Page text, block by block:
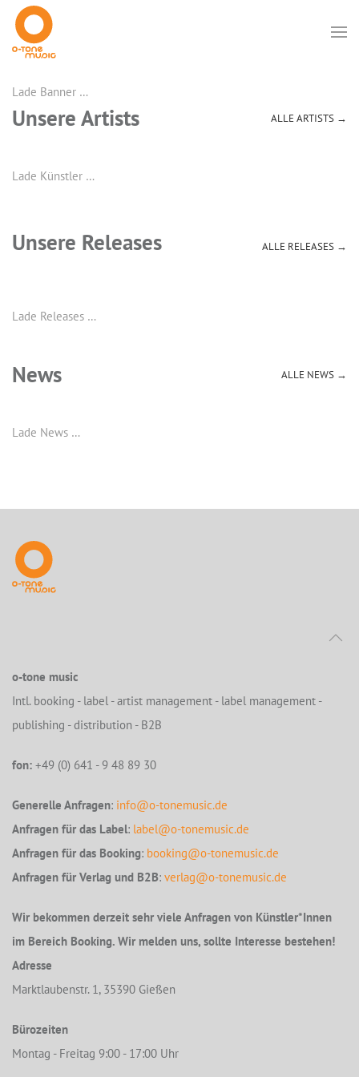
Lade Banner …
Unsere Artists ALLE ARTISTS →
Lade Künstler …
Unsere Releases ALLE RELEASES →
Lade Releases …
News ALLE NEWS →
Lade News …
o-tone music
Intl. booking - label - artist management - label management -
publishing - distribution - B2B
fon: +49 (0) 641 - 9 48 89 30
Generelle Anfragen: info@o-tonemusic.de
Anfragen für das Label: label@o-tonemusic.de
Anfragen für das Booking: booking@o-tonemusic.de
Anfragen für Verlag und B2B: verlag@o-tonemusic.de
Wir bekommen derzeit sehr viele Anfragen von Künstler*Innen
im Bereich Booking. Wir melden uns, sollte Interesse bestehen!
Adresse
Marktlaubenstr. 1, 35390 Gießen
Bürozeiten
Montag - Freitag 9:00 - 17:00 Uhr